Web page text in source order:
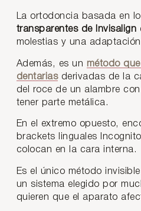
La ortodoncia basada en
transparentes de Invisalign
molestias y una
Además, es un método
dentariasderivadas de la
del roce de un alambre
tener parte metálica.
En el extremo opuesto,
brackets linguales
colocan en la cara interna.
Es el único método
un sistema elegido por
quieren que el aparato